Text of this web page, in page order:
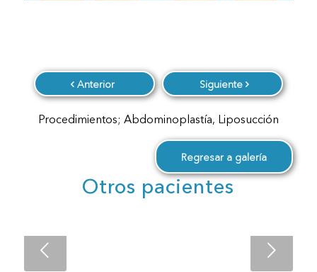
Anterior Siguiente
Procedimientos; Abdominoplastía, Liposucción
Regresar a galería
Otros pacientes